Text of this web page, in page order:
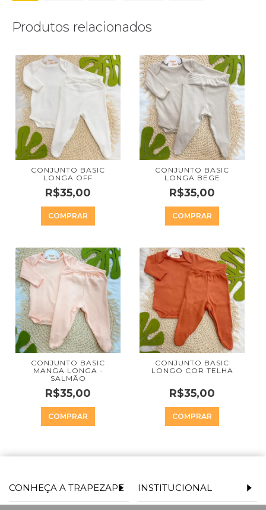
Produtos relacionados
CONJUNTO BASIC
LONGA OFF
R$35,00
COMPRAR
CONJUNTO BASIC
LONGA BEGE
R$35,00
COMPRAR
CONJUNTO BASIC
MANGA LONGA -
SALMÃO
R$35,00
COMPRAR
CONJUNTO BASIC
LONGO COR TELHA
R$35,00
COMPRAR
CONHEÇA A TRAPEZAPE INSTITUCIONAL